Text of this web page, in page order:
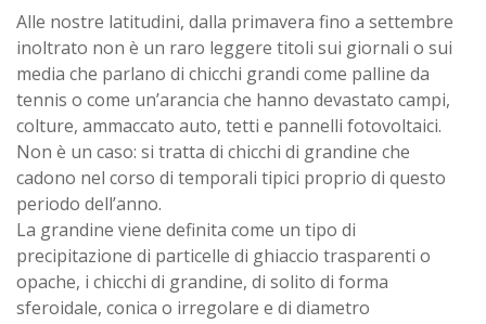
Alle nostre latitudini, dalla primavera fino a settembre
inoltrato non è un raro leggere titoli sui giornali o sui
media che parlano di chicchi grandi come palline da
tennis o come un’arancia che hanno devastato campi,
colture, ammaccato auto, tetti e pannelli fotovoltaici.
Non è un caso: si tratta di chicchi di grandine che
cadono nel corso di temporali tipici proprio di questo
periodo dell’anno.
La grandine viene definita come un tipo di
precipitazione di particelle di ghiaccio trasparenti o
opache, i chicchi di grandine, di solito di forma
sferoidale, conica o irregolare e di diametro